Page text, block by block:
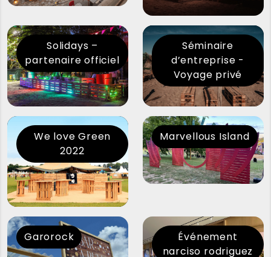
Solidays –
partenaire officiel
Séminaire
d’entreprise -
Voyage privé
We love Green
2022
Marvellous Island
Garorock
Événement
narciso rodriguez